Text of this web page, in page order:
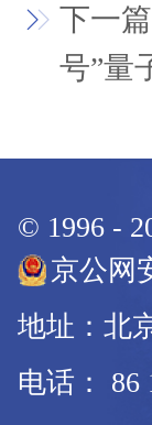
下一
号”量
© 1996 -
京公网
地址：北
电话： 86